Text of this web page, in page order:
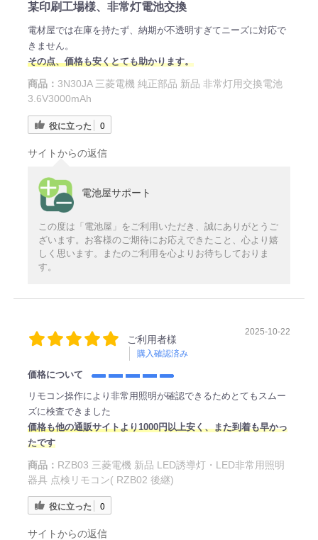
某印刷工場様、非常灯電池交換
電材屋では在庫を持たず、納期が不透明すぎてニーズに対応で
きません。
その点、価格も安くとても助かります。
商品： 3N30JA 三菱電機 純正部品 新品 非常灯用交換電池
3.6V3000mAh
役に立った 0
サイトからの返信
電池屋サポート
この度は「電池屋」をご利用いただき、誠にありがとうご
ざいます。お客様のご期待にお応えできたこと、心より嬉
しく思います。またのご利用を心よりお待ちしておりま
す。
ご利用者様
購入確認済み
2025-10-22
価格について
リモコン操作により非常用照明が確認できるためとてもスムー
ズに検査できました
価格も他の通販サイトより1000円以上安く、また到着も早かっ
たです
商品： RZB03 三菱電機 新品 LED誘導灯・LED非常用照明
器具 点検リモコン( RZB02 後継)
役に立った 0
サイトからの返信